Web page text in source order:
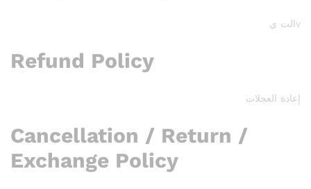
vالت ي
Refund Policy
إعادة العجلات
Cancellation / Return /
Exchange Policy